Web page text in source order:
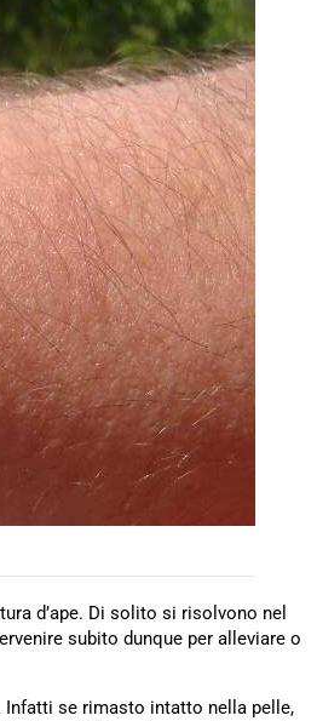
d’ape. Di solito si risolvono nel
subito dunque per alleviare o
se rimasto intatto nella pelle,